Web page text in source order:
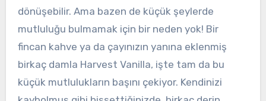
dönüşebilir. Ama bazen de küçük şeylerde
mutluluğu bulmamak için bir neden yok! Bir
fincan kahve ya da çayınızın yanına eklenmiş
birkaç damla Harvest Vanilla, işte tam da bu
küçük mutlulukların başını çekiyor. Kendinizi